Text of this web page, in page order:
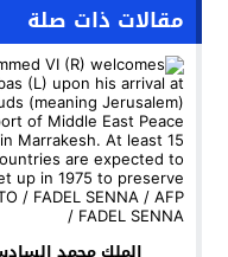
مقالات ذات صلة